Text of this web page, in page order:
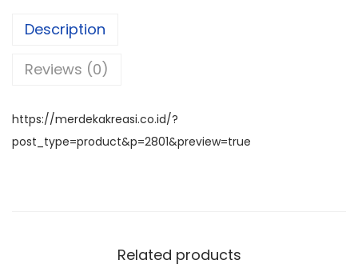
e
o
o
k
ts
A
p m
Description
Reviews (0)
https://merdekakreasi.co.id/?
post_type=product&p=2801&preview=true
Related products